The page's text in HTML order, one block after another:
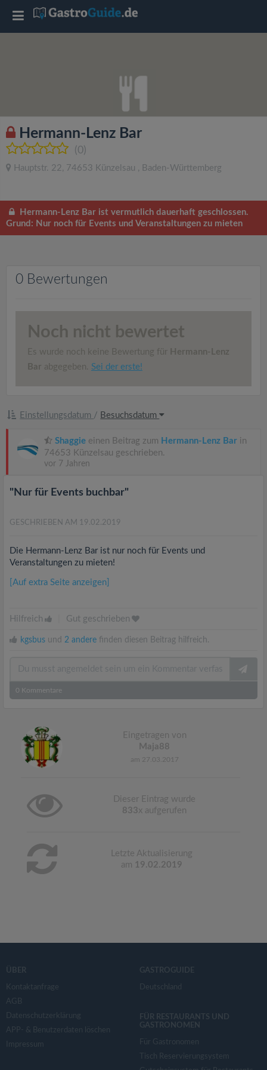
Hermann-Lenz Bar
(0)
Hauptstr. 22, 74653 Künzelsau , Baden-Württemberg
Hermann-Lenz Bar ist vermutlich dauerhaft geschlossen.
Grund: Nur noch für Events und Veranstaltungen zu mieten
0 Bewertungen
Noch nicht bewertet
Es wurde noch keine Bewertung für Hermann-Lenz
Bar abgegeben. Sei der erste!
Einstellungsdatum / Besuchsdatum
Shaggie einen Beitrag zum Hermann-Lenz Bar in
74653 Künzelsau geschrieben.
vor 7 Jahren
"Nur für Events buchbar"
GESCHRIEBEN AM 19.02.2019
Die Hermann-Lenz Bar ist nur noch für Events und
Veranstaltungen zu mieten!
[Auf extra Seite anzeigen]
Hilfreich Gut geschrieben
kgsbus und 2 andere finden diesen Beitrag hilfreich.
0 Kommentare
Eingetragen von
Maja88
am 27.03.2017
Dieser Eintrag wurde
833x aufgerufen
Letzte Aktualisierung
am 19.02.2019
ÜBER
Kontaktanfrage
AGB
Datenschutzerklärung
APP- & Benutzerdaten löschen
Impressum
GASTROGUIDE
Deutschland
FÜR RESTAURANTS UND
GASTRONOMEN
Für Gastronomen
Tisch Reservierungsystem
T
l
e
a
n